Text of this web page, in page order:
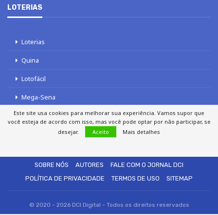
LOTERIAS
Loterias
Quina
Lotofácil
Mega-Sena
Tele sena
SOBRE NÓS AUTORES
FALE COM O JORNAL DCI
POLÍTICA DE PRIVACIDADE
TERMOS DE USO SITEMAP
© 2020 - 2026 DCI Digital - Todos os direitos reservados
Este site usa cookies para melhorar sua experiência. Vamos supor que
você esteja de acordo com isso, mas você pode optar por não participar, se
desejar.
Aceito Mais detalhes